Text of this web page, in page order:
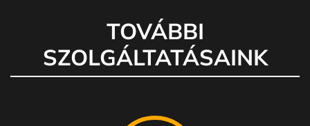
TOVÁBBI
SZOLGÁLTATÁSAINK